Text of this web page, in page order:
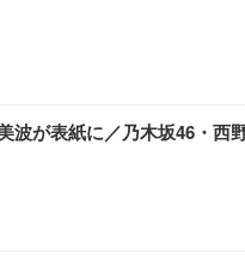
波が表紙に／乃木坂46・西